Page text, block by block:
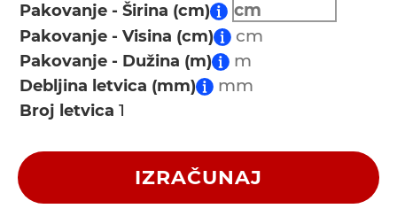
Pakovanje - Širina (cm)
Pakovanje - Visina (cm)
Pakovanje - Dužina (m)
Debljina letvica (mm)
Broj letvica
IZRAČUNAJ